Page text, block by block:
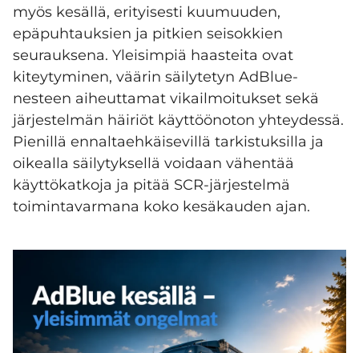
myös kesällä, erityisesti kuumuuden,
epäpuhtauksien ja pitkien seisokkien
seurauksena. Yleisimpiä haasteita ovat
kiteytyminen, väärin säilytetyn AdBlue-
nesteen aiheuttamat vikailmoitukset sekä
järjestelmän häiriöt käyttöönoton yhteydessä.
Pienillä ennaltaehkäisevillä tarkistuksilla ja
oikealla säilytyksellä voidaan vähentää
käyttökatkoja ja pitää SCR-järjestelmä
toimintavarmana koko kesäkauden ajan.